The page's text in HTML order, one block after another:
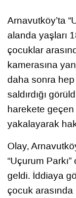
Arnavutköy’ta
alanda yaşları
çocuklar
kamerasına
daha sonra
saldırdığı
harekete
yakalayarak
Olay,
“Uçurum
geldi. İddiaya
çocuk